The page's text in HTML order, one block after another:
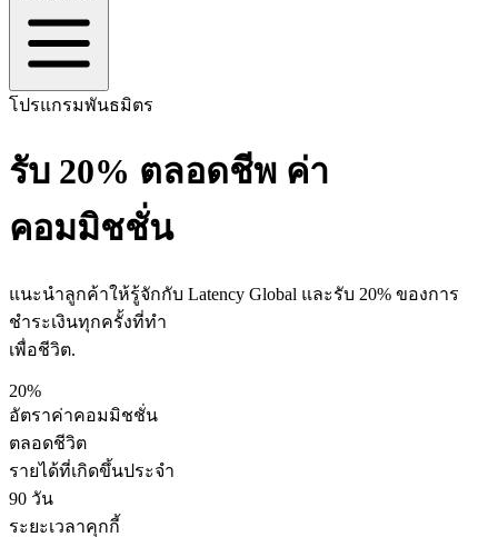
โปรแกรมพันธมิตร
รับ 20% ตลอดชีพ ค่า
คอมมิชชั่น
แนะนำลูกค้าให้รู้จักกับ Latency Global และรับ 20% ของการ
ชำระเงินทุกครั้งที่ทำ
เพื่อชีวิต.
20%
อัตราค่าคอมมิชชั่น
ตลอดชีวิต
รายได้ที่เกิดขึ้นประจำ
90 วัน
ระยะเวลาคุกกี้